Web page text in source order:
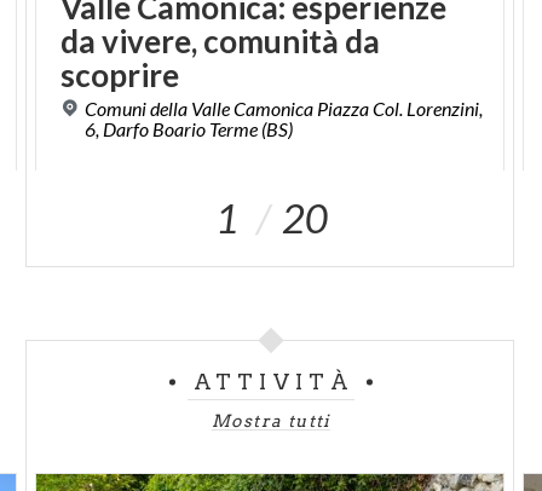
da vivere, comunità da
scoprire
Comuni della Valle Camonica Piazza Col. Lorenzini,
6, Darfo Boario Terme (BS)
1 20
ATTIVITÀ
Mostra tutti